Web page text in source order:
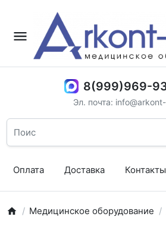
8(999)969-
Эл. почта:
Оплата Доставка Контакты
Медицинское оборудование